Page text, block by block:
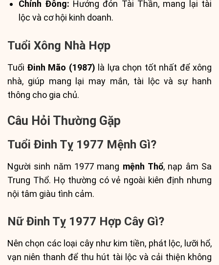
Chính Đông: Hướng đón Tài Thần, mang lại tài
lộc và cơ hội kinh doanh.
Tuổi Xông Nhà Hợp
Tuổi Đinh Mão (1987) là lựa chọn tốt nhất để xông
nhà, giúp mang lại may mắn, tài lộc và sự hanh
thông cho gia chủ.
Câu Hỏi Thường Gặp
Tuổi Đinh Tỵ 1977 Mệnh Gì?
Người sinh năm 1977 mang mệnh Thổ, nạp âm Sa
Trung Thổ. Họ thường có vẻ ngoài kiên định nhưng
nội tâm giàu tình cảm.
Nữ Đinh Tỵ 1977 Hợp Cây Gì?
Nên chọn các loại cây như kim tiền, phát lộc, lưỡi hổ,
vạn niên thanh để thu hút tài lộc và cải thiện không